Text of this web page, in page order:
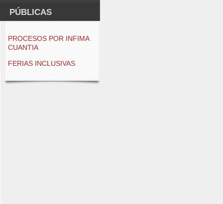
PÚBLICAS
PROCESOS POR INFIMA
CUANTIA
FERIAS INCLUSIVAS